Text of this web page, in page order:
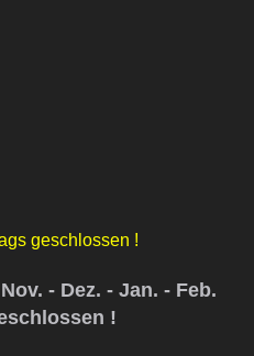
geschlossen !
- Dez. - Jan. - Feb.
!